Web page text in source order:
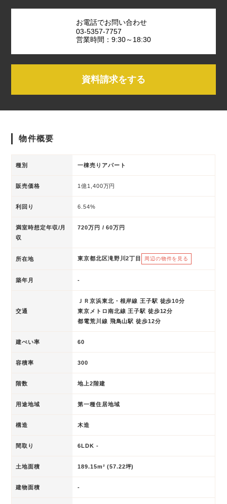
お電話でお問い合わせ
03-5357-7757
営業時間：9:30～18:30
資料請求をする
物件概要
種別 一棟売りアパート
販売価格 1億1,400万円
利回り 6.54%
満室時想定年収/月
収
720万円 / 60万円
所在地 東京都北区滝野川2丁目 周辺の物件を見る
築年月 -
交通
ＪＲ京浜東北・根岸線 王子駅 徒歩10分
東京メトロ南北線 王子駅 徒歩12分
都電荒川線 飛鳥山駅 徒歩12分
建ぺい率 60
容積率 300
階数 地上2階建
用途地域 第一種住居地域
構造 木造
間取り 6LDK -
土地面積 189.15m² (57.22坪)
建物面積 -